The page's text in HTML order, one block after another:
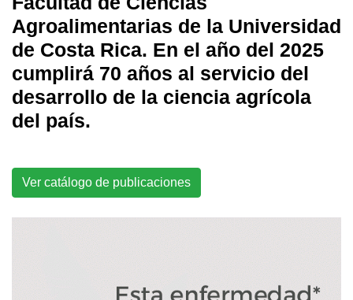
Agroalimentarias de la Universidad
de Costa Rica. En el año del 2025
cumplirá 70 años al servicio del
desarrollo de la ciencia agrícola
del país.
Ver catálogo de publicaciones